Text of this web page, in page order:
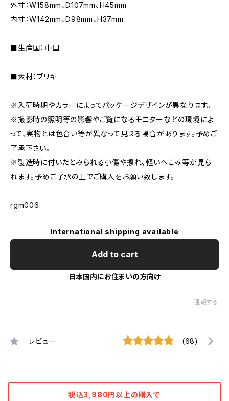
外寸：W158mm、D107mm、H45mm
内寸：W142mm、D98mm、H37mm
■生産国：中国
■素材：ブリキ
※入荷時期やカラーによってパッケージデザインが異なります。
※撮影時の照明等の影響やご覧になるモニターなどの環境によ
って、実物とは色合い等が異なって見える場合があります。予めご
了承下さい。
※製造時に付いたとみられる小傷や擦れ、軽いへこみ等が見ら
れます。予めご了承の上でご購入をお願い致します。
rgm006
International shipping available
Add to cart
日本国内にお住まいの方向け
通報する
レビュー (68)
税込3,980円以上の購入で